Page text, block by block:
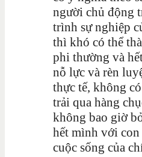
người chủ động
trình sự nghiệp
thì khó có thể
phi thường và
nỗ lực và rèn
thực tế, không
trải qua hàng
không bao giờ
hết mình với
cuộc sống của